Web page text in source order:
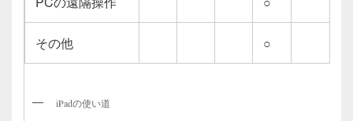
その他 ○
iPadの使い道